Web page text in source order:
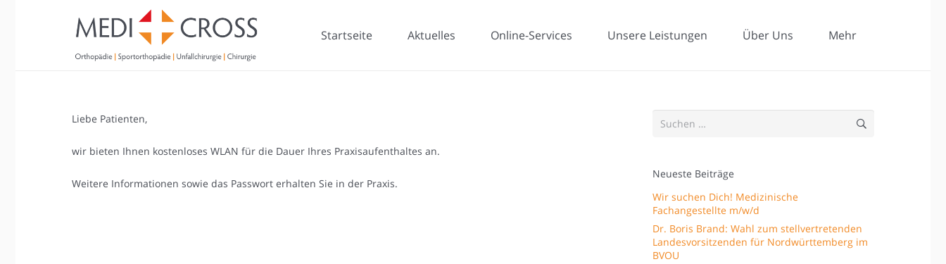
Startseite Aktuelles Online-Services Unsere Leistungen Über Uns Mehr
Liebe Patienten,
wir bieten Ihnen kostenloses WLAN für die Dauer Ihres Praxisaufenthaltes an.
Weitere Informationen sowie das Passwort erhalten Sie in der Praxis.
Suchen
Neueste Beiträge
Wir suchen Dich! Medizinische
Fachangestellte m/w/d
Dr. Boris Brand: Wahl zum stellvertretenden
Landesvorsitzenden für Nordwürttemberg im
BVOU